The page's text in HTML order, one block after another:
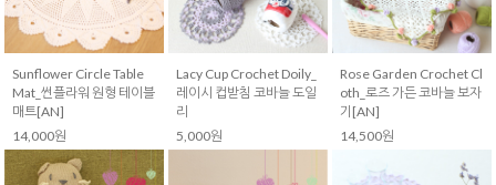
Sunflower Circle Table
Mat_썬플라워 원형 테이블
매트[AN]
14,000원
Lacy Cup Crochet Doily_
레이시 컵받침 코바늘 도일
리
5,000원
Rose Garden Crochet Cl
oth_로즈 가든 코바늘 보자
기[AN]
14,500원